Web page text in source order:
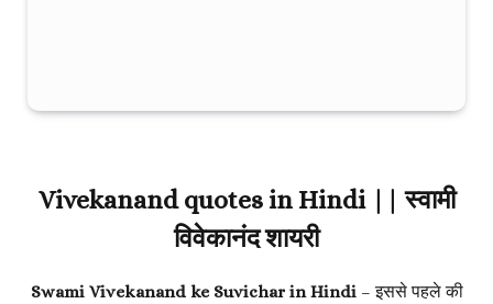
Vivekanand quotes in Hindi || स्वामी
विवेकानंद शायरी
Swami Vivekanand ke Suvichar in Hindi – इससे पहले की